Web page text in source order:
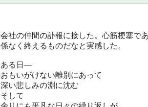
会社の仲間の訃報に接した。心筋梗塞で
係なく終えるものだなと実感した。
ある日―
おもいがけない離別にあって
深い悲しみの淵に沈む
そして